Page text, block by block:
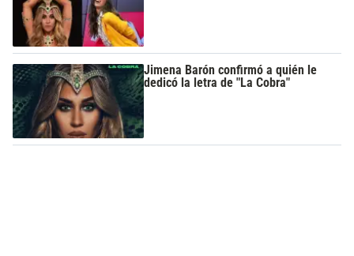
Jimena Barón confirmó a quién le
dedicó la letra de "La Cobra"